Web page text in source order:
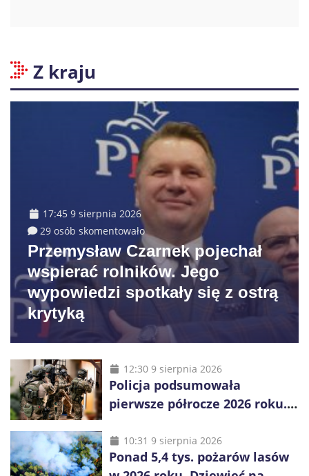
Z kraju
17:45 9 sierpnia 2026
29 osób skomentowało
Przemysław Czarnek pojechał
wspierać rolników. Jego
wypowiedzi spotkały się z ostrą
krytyką
12:30 9 sierpnia 2026
Policja podsumowała
pierwsze półrocze 2026 roku.
zabezpieczonych narkotyków
10:31 9 sierpnia 2026
Ponad 5,4 tys. pożarów lasów